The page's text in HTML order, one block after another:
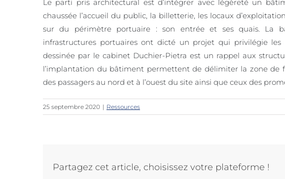
Le parti pris architectural est d’intégrer avec légèreté un
chaussée l’accueil du public, la billetterie, les locaux
sur du périmètre portuaire : son entrée et ses quais. La
infrastructures portuaires ont dicté un projet qui privilégie les
dessinée par le cabinet Duchier-Pietra est un rappel aux
l’implantation du bâtiment permettent de délimiter la zone de
des passagers au nord et à l’ouest du site ainsi que ceux des
25 septembre 2020 | Ressources
Partagez cet article, choisissez votre plateforme !